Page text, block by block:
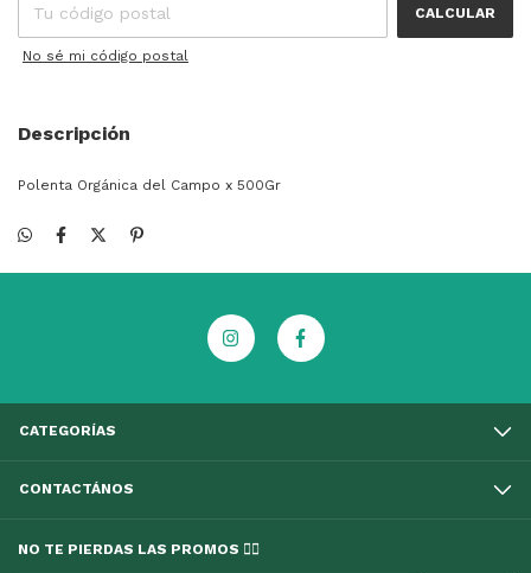
CALCULAR
No sé mi código postal
Descripción
Polenta Orgánica del Campo x 500Gr
CATEGORÍAS
CONTACTÁNOS
NO TE PIERDAS LAS PROMOS 👇🏻